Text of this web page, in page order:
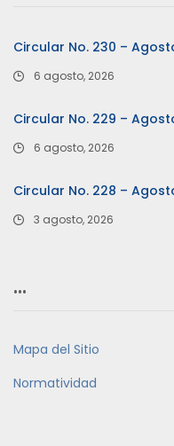
Circular No. 230 –
6 agosto, 2026
Circular No. 229 –
6 agosto, 2026
Circular No. 228 –
3 agosto, 2026
…
Mapa del Sitio
Normatividad